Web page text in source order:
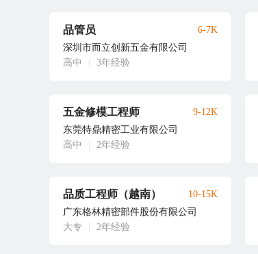
品管员
深圳市而立创新五金有限公司
高中
3年经验
6-7K
五金修模工程师
东莞特鼎精密工业有限公司
高中
2年经验
9-12K
品质工程师（越南）
广东格林精密部件股份有限公司
大专
2年经验
10-15K